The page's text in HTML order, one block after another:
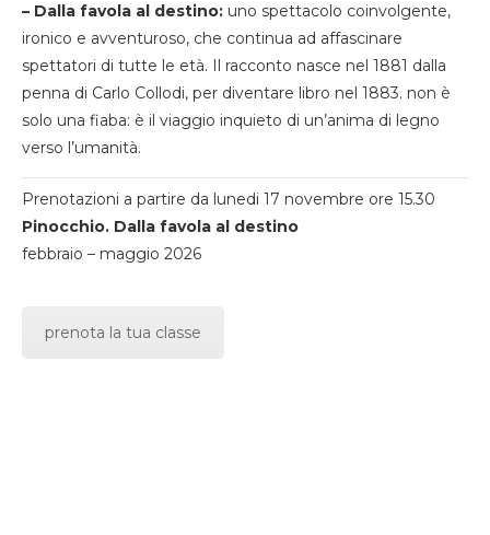
– Dalla favola al destino: uno spettacolo coinvolgente,
ironico e avventuroso, che continua ad affascinare
spettatori di tutte le età. Il racconto nasce nel 1881 dalla
penna di Carlo Collodi, per diventare libro nel 1883. non è
solo una fiaba: è il viaggio inquieto di un’anima di legno
verso l’umanità.
Prenotazioni a partire da lunedi 17 novembre ore 15.30
Pinocchio. Dalla favola al destino
febbraio – maggio 2026
prenota la tua classe